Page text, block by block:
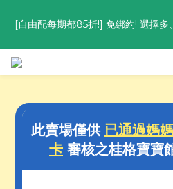
折
[自由配每期都85折!] 免綁約! 選擇
優惠碼<go300> $3,000折$300
此賣場僅供 已通過媽
卡 審核之桂格寶寶